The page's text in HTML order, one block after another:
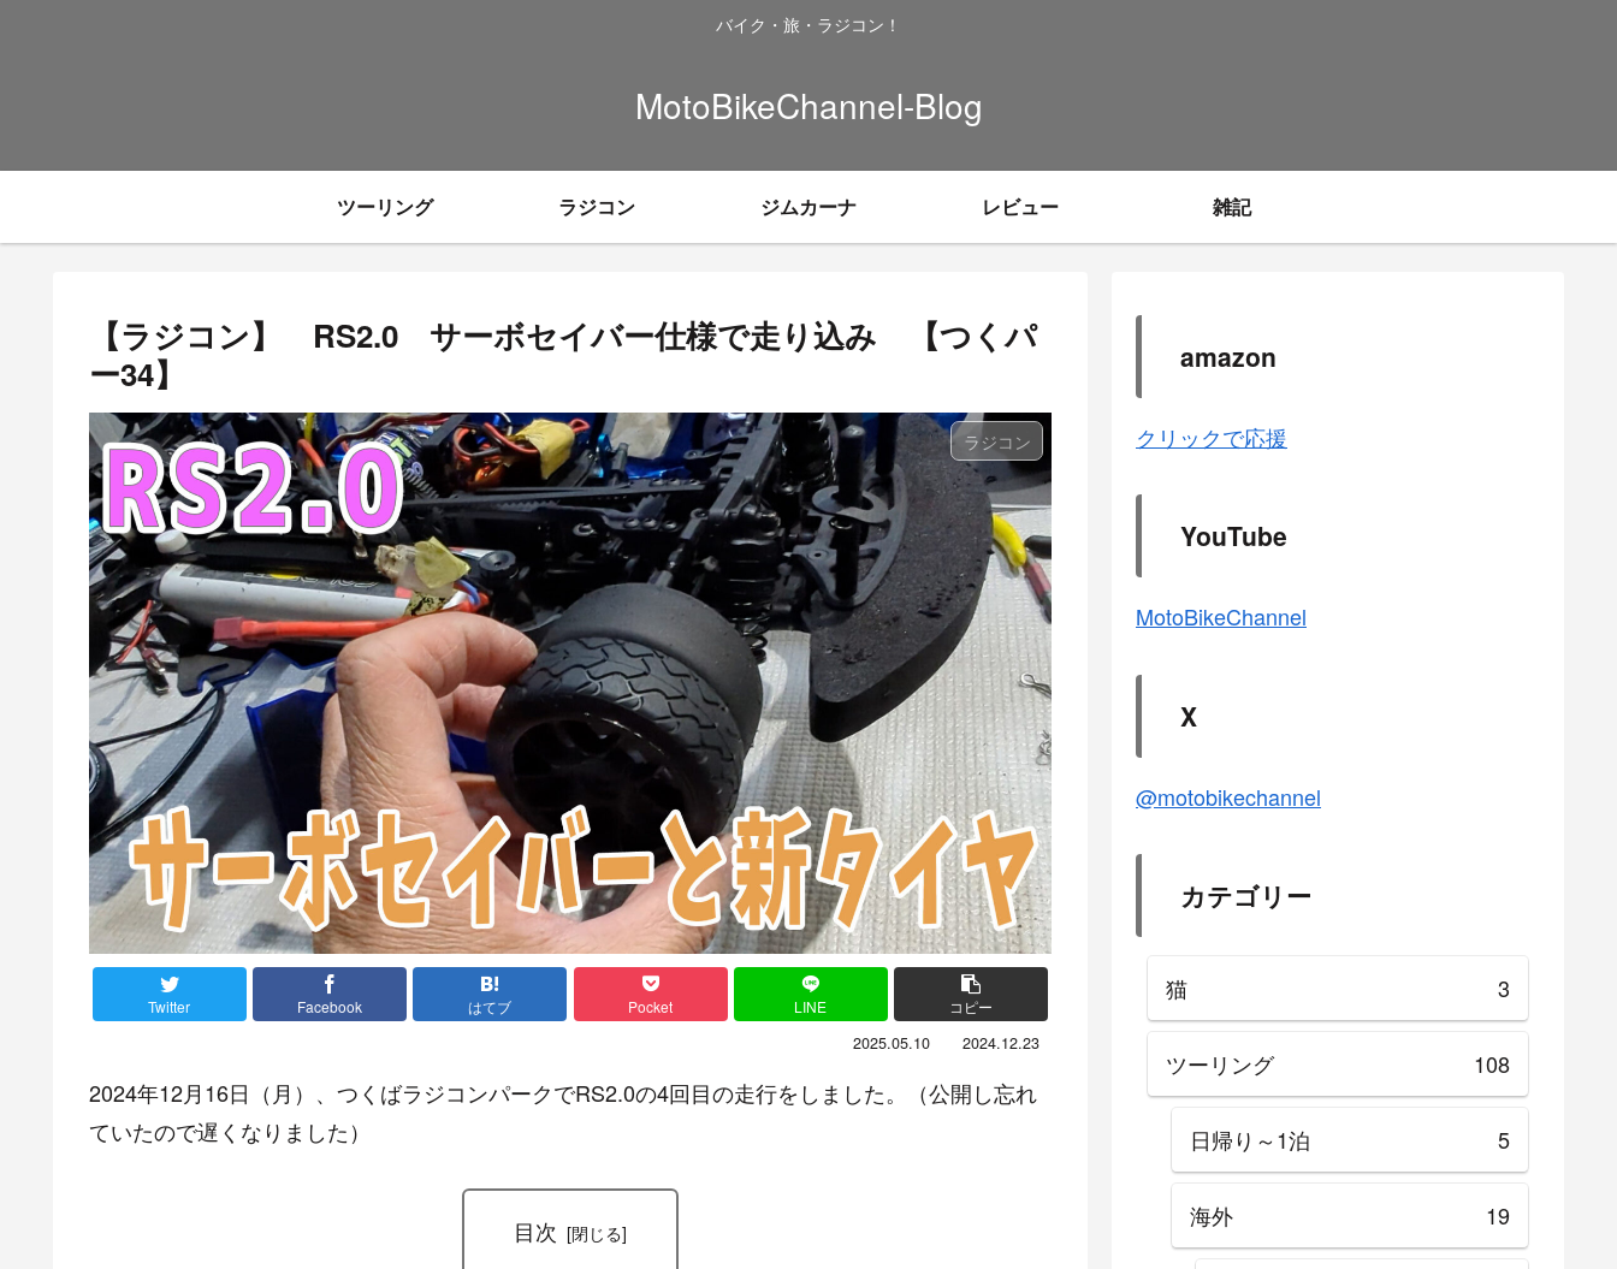
バイク・旅・ラジコン！
MotoBikeChannel-Blog
ツーリング ラジコン ジムカーナ レビュー 雑記
【ラジコン】 RS2.0 サーボセイバー仕様で走り込み 【つくパ
ー34】
ラジコン
Twitter Facebook はてブ Pocket LINE コピー
2025.05.10 2024.12.23
2024年12月16日（月）、つくばラジコンパークでRS2.0の4回目の走行をしました。（公開し忘れ
ていたので遅くなりました）
目次
amazon
クリックで応援
YouTube
MotoBikeChannel
X
@motobikechannel
カテゴリー
猫 3
ツーリング 108
日帰り～1泊 5
海外 19